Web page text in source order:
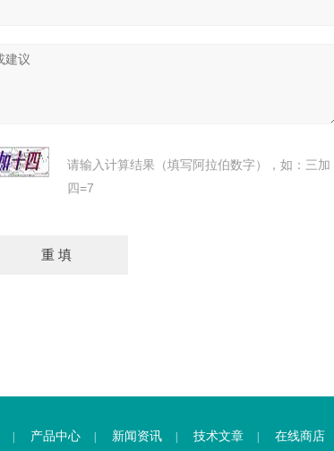
请输入计算结果（填写阿拉伯数字），如：三加
四=7
产品中心 新闻资讯 技术文章 在线商店